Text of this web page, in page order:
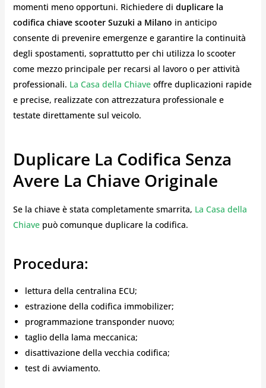
momenti meno opportuni. Richiedere di duplicare la
codifica chiave scooter Suzuki a Milano in anticipo
consente di prevenire emergenze e garantire la continuità
degli spostamenti, soprattutto per chi utilizza lo scooter
come mezzo principale per recarsi al lavoro o per attività
professionali. La Casa della Chiaveoffre duplicazioni rapide
e precise, realizzate con attrezzatura professionale e
testate direttamente sul veicolo.
Duplicare La Codifica Senza
Avere La Chiave Originale
Se la chiave è stata completamente smarrita, La Casa della
Chiave può comunque duplicare la codifica.
Procedura:
lettura della centralina ECU;
estrazione della codifica immobilizer;
programmazione transponder nuovo;
taglio della lama meccanica;
disattivazione della vecchia codifica;
test di avviamento.